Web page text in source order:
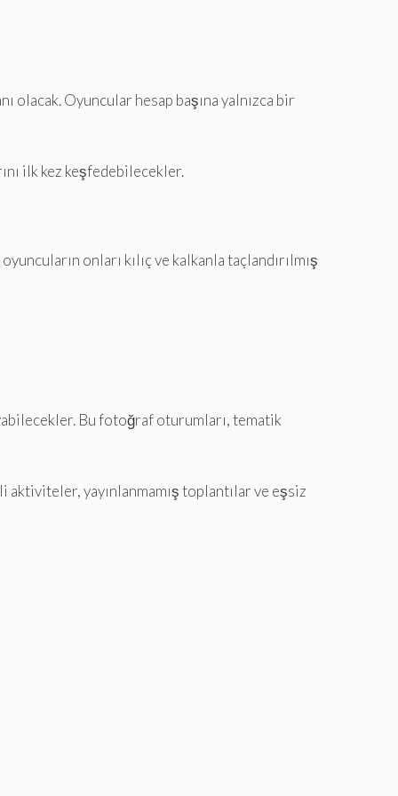
olacak. Oyuncular hesap başına yalnızca bir
ilk kez keşfedebilecekler.
onları kılıç ve kalkanla taçlandırılmış
Bu fotoğraf oturumları, tematik
aktiviteler, yayınlanmamış toplantılar ve eşsiz